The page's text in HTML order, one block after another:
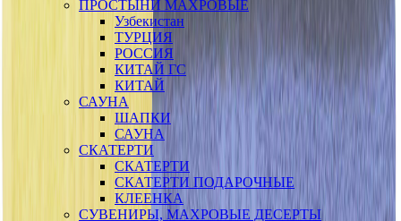
ПРОСТЫНИ МАХРОВЫЕ
Узбекистан
ТУРЦИЯ
РОССИЯ
КИТАЙ ГС
КИТАЙ
САУНА
ШАПКИ
САУНА
СКАТЕРТИ
СКАТЕРТИ
СКАТЕРТИ ПОДАРОЧНЫЕ
КЛЕЕНКА
СУВЕНИРЫ, МАХРОВЫЕ ДЕСЕРТЫ